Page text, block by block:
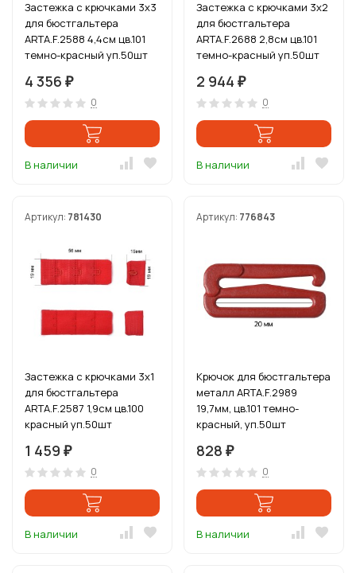
Застежка с крючками 3х3
для бюстгальтера
ARTA.F.2588 4,4см цв.101
темно-красный уп.50шт
4 356 ₽
0
В наличии
Застежка с крючками 3х2
для бюстгальтера
ARTA.F.2688 2,8см цв.101
темно-красный уп.50шт
2 944 ₽
0
В наличии
Артикул: 781430
Застежка с крючками 3х1
для бюстгальтера
ARTA.F.2587 1,9см цв.100
красный уп.50шт
1 459 ₽
0
В наличии
Артикул: 776843
Крючок для бюстгальтера
металл ARTA.F.2989
19,7мм, цв.101 темно-
красный, уп.50шт
828 ₽
0
В наличии